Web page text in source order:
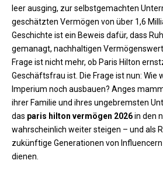
leer ausging, zur selbstgemachten
geschätzten Vermögen von über 1,6
Geschichte ist ein Beweis dafür, dass
gemanagt, nachhaltigen
Frage ist nicht mehr, ob Paris Hilton
Geschäftsfrau ist. Die Frage ist nun: Wie
Imperium noch ausbauen? Anges
ihrer Familie und ihres ungebremsten
das paris hilton vermögen 2026in den
wahrscheinlich weiter steigen – und als
zukünftige Generationen von
dienen.